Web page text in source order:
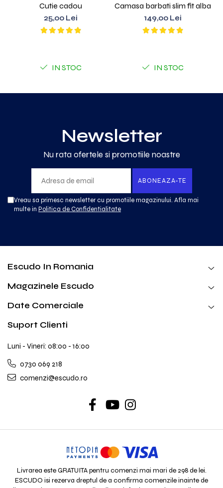
Cutie cadou
25,00 Lei
IN STOC
Camasa barbati slim fit alba
149,00 Lei
IN STOC
Newsletter
Nu rata ofertele si promotiile noastre
Vreau sa primesc newsletter cu promotiile magazinului. Afla mai
multe in Politica de Confidentialitate
Escudo In Romania
Magazinele Escudo
Date Comerciale
Suport Clienti
Luni - Vineri: 08:00 - 16:00
0730 069 218
comenzi@escudo.ro
Livrarea este GRATUITA pentru comenzi mai mari de 298 de lei.
ESCUDO isi rezerva dreptul de a confirma comenzile inainte de